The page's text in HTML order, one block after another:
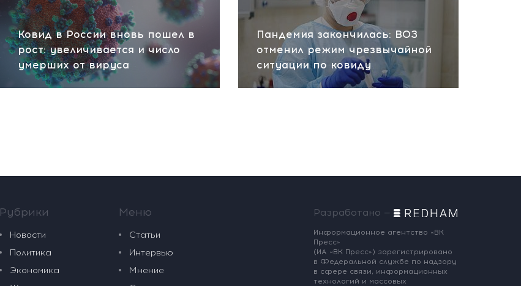
Ковид в России вновь пошел в
рост: увеличивается и число
умерших от вируса
Пандемия закончилась: ВОЗ
отменил режим чрезвычайной
ситуации по ковиду
Рубрики
Новости
Политика
Экономика
Меню
Статьи
Интервью
Мнение
Разработано —
Информационное агентство «ВК
Пресс»
(ИА «ВК Пресс») зарегистрировано
в Федеральной службе по надзору
в сфере связи, информационных
технологий и массовых